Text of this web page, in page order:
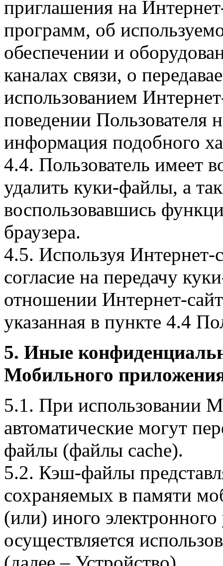
приглашения на
программ, об
обеспечении и
каналах связи, о
использованием
поведении Пользователя
информация подобного
4.4. Пользователь имеет
удалить куки-файлы, а
воспользовавшись
браузера.
4.5. Используя Интернет-
согласие на передачу
отношении Интернет-
указанная в пункте 4.4
5. Иные
Мобильного
5.1. При использовании
автоматические могут
файлы (файлы cache).
5.2. Кэш-файлы
сохраняемых в памяти
(или) иного электронного
осуществляется